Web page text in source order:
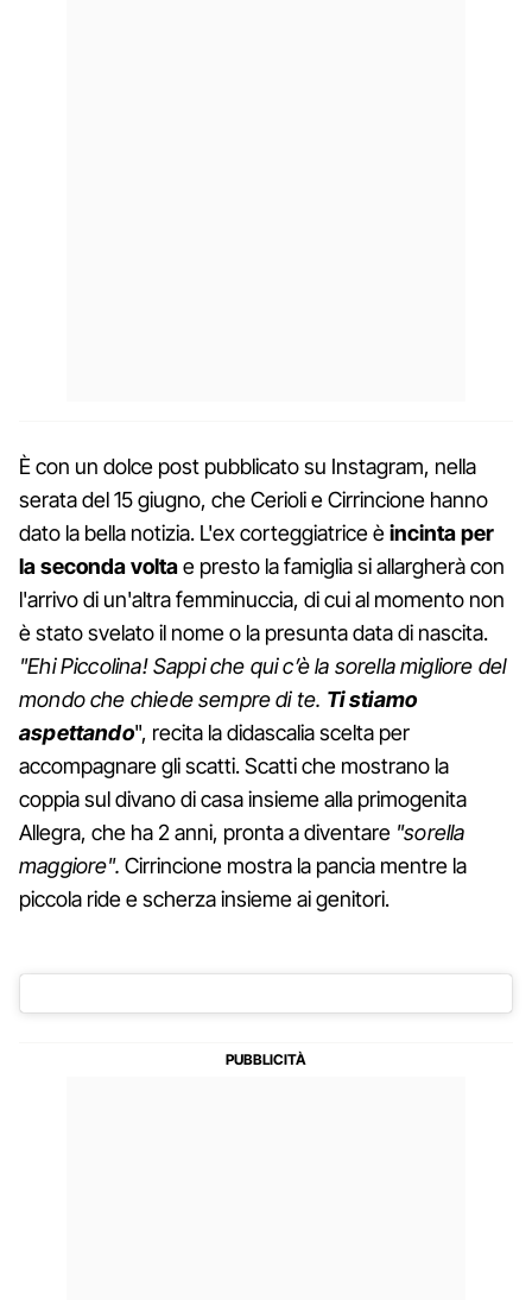
È con un dolce post pubblicato su Instagram, nella
serata del 15 giugno, che Cerioli e Cirrincione hanno
dato la bella notizia. L'ex corteggiatrice èincinta per
la seconda voltae presto la famiglia si allargherà con
l'arrivo di un'altra femminuccia, di cui al momento non
è stato svelato il nome o la presunta data di nascita.
"Ehi Piccolina! Sappi che qui c’è la sorella migliore del
mondo che chiede sempre di te. Ti stiamo
aspettando", recita la didascalia scelta per
accompagnare gli scatti. Scatti che mostrano la
coppia sul divano di casa insieme alla primogenita
Allegra, che ha 2 anni, pronta a diventare "sorella
maggiore". Cirrincione mostra la pancia mentre la
piccola ride e scherza insieme ai genitori.